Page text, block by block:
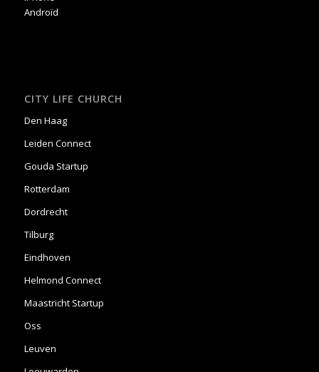
Androïd
CITY LIFE CHURCH
Den Haag
Leiden Connect
Gouda Startup
Rotterdam
Dordrecht
Tilburg
Eindhoven
Helmond Connect
Maastricht Startup
Oss
Leuven